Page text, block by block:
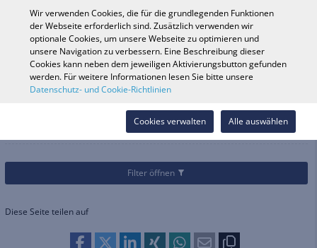
Fahrzeugsuche
Shop durchsuchen
Kategorien Fahrrad Lenker & Griffarmaturen
Griffe
Filter öffnen
Diese Seite teilen auf
Wir verwenden Cookies, die für die grundlegenden Funktionen
der Webseite erforderlich sind. Zusätzlich verwenden wir
optionale Cookies, um unsere Webseite zu optimieren und
unsere Navigation zu verbessern. Eine Beschreibung dieser
Cookies kann neben dem jeweiligen Aktivierungsbutton gefunden
werden. Für weitere Informationen lesen Sie bitte unsere
Datenschutz- und Cookie-Richtlinien
Alle auswählen
Cookies verwalten